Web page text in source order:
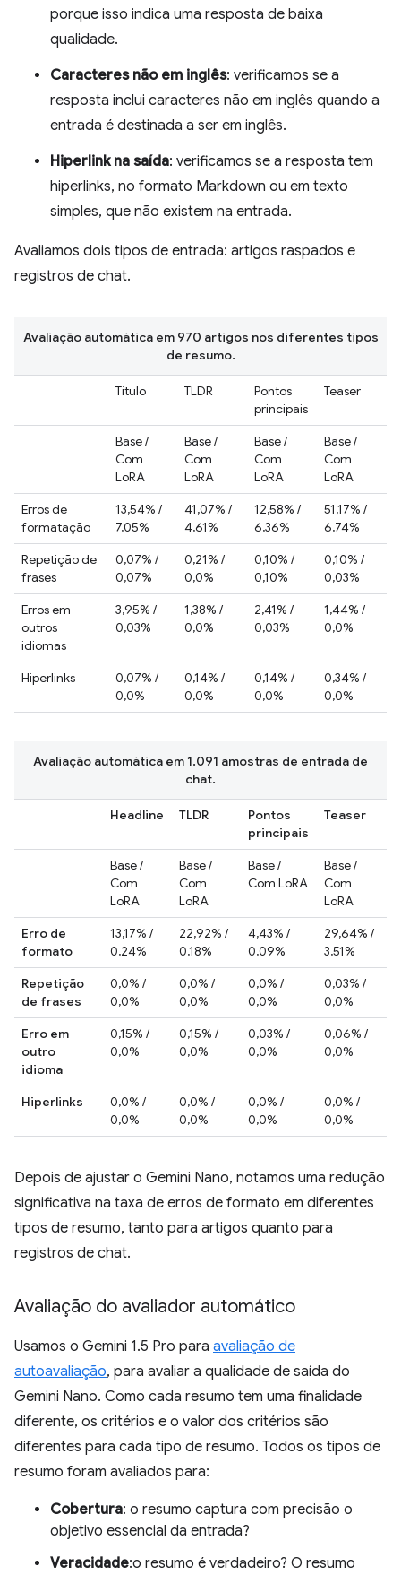
porque isso indica uma resposta de baixa
qualidade.
Caracteres não em inglês: verificamos se a
resposta inclui caracteres não em inglês quando a
entrada é destinada a ser em inglês.
Hiperlink na saída: verificamos se a resposta tem
hiperlinks, no formato Markdown ou em texto
simples, que não existem na entrada.
Avaliamos dois tipos de entrada: artigos raspados e
registros de chat.
Título TLDR
Pontos
principais
Teaser
Base /
Com
LoRA
Base /
Com
LoRA
Base /
Com
LoRA
Base /
Com
LoRA
Erros de
formatação
13,54% /
7,05%
41,07% /
4,61%
12,58% /
6,36%
51,17% /
6,74%
Repetição de
frases
0,07% /
0,07%
0,21% /
0,0%
0,10% /
0,10%
0,10% /
0,03%
Erros em
outros
idiomas
3,95% /
0,03%
1,38% /
0,0%
2,41% /
0,03%
1,44% /
0,0%
Hiperlinks
0,07% /
0,0%
0,14% /
0,0%
0,14% /
0,0%
0,34% /
0,0%
Avaliação automática em 970 artigos nos diferentes tipos
de resumo.
Headline TLDR
Pontos
principais
Teaser
Base /
Com
LoRA
Base /
Com
LoRA
Base /
Com LoRA
Base /
Com
LoRA
Erro de
formato
13,17% /
0,24%
22,92% /
0,18%
4,43% /
0,09%
29,64% /
3,51%
Repetição
de frases
0,0% /
0,0%
0,0% /
0,0%
0,0% /
0,0%
0,03% /
0,0%
Erro em
outro
idioma
0,15% /
0,0%
0,15% /
0,0%
0,03% /
0,0%
0,06% /
0,0%
Hiperlinks
0,0% /
0,0%
0,0% /
0,0%
0,0% /
0,0%
0,0% /
0,0%
Avaliação automática em 1.091 amostras de entrada de
chat.
Depois de ajustar o Gemini Nano, notamos uma redução
significativa na taxa de erros de formato em diferentes
tipos de resumo, tanto para artigos quanto para
registros de chat.
Avaliação do avaliador automático
Usamos o Gemini 1.5 Pro para avaliação de
autoavaliação, para avaliar a qualidade de saída do
Gemini Nano. Como cada resumo tem uma finalidade
diferente, os critérios e o valor dos critérios são
diferentes para cada tipo de resumo. Todos os tipos de
resumo foram avaliados para:
Cobertura: o resumo captura com precisão o
objetivo essencial da entrada?
Veracidade:o resumo é verdadeiro? O resumo